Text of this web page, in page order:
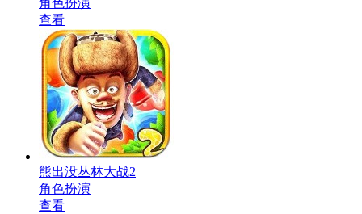
角色扮演
查看
熊出没丛林大战2
角色扮演
查看